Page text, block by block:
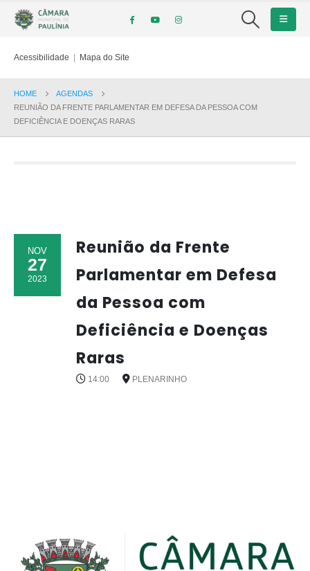
Acessibilidade | Mapa do Site
HOME
AGENDAS
REUNIÃO DA FRENTE PARLAMENTAR EM DEFESA DA PESSOA COM
DEFICIÊNCIA E DOENÇAS RARAS
NOV
27
2023
Reunião da Frente
Parlamentar em Defesa
da Pessoa com
Deficiência e Doenças
Raras
14:00 PLENARINHO